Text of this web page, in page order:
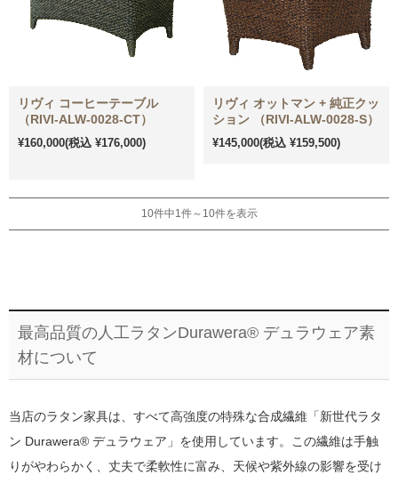
リヴィ コーヒーテーブル
（RIVI-ALW-0028-CT）
¥160,000(税込 ¥176,000)
リヴィ オットマン + 純正クッ
ション （RIVI-ALW-0028-S）
¥145,000(税込 ¥159,500)
10件中1件～10件を表示
最高品質の人工ラタンDurawera® デュラウェア素
材について
当店のラタン家具は、すべて高強度の特殊な合成繊維「新世代ラタ
ン Durawera® デュラウェア」を使用しています。この繊維は手触
りがやわらかく、丈夫で柔軟性に富み、天候や紫外線の影響を受け